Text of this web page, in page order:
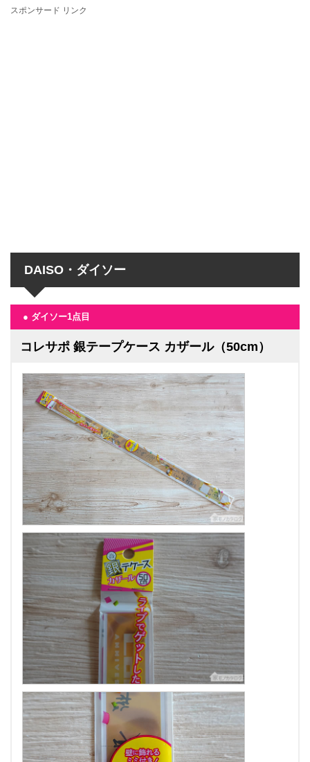
スポンサード リンク
DAISO・ダイソー
● ダイソー1点目
コレサポ 銀テープケース カザール（50cm）